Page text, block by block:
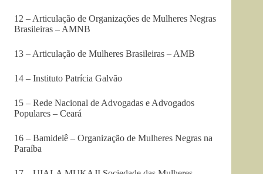
12 – Articulação de Organizações de Mulheres Negras
Brasileiras – AMNB
13 – Articulação de Mulheres Brasileiras – AMB
14 – Instituto Patrícia Galvão
15 – Rede Nacional de Advogadas e Advogados
Populares – Ceará
16 – Bamidelê – Organização de Mulheres Negras na
Paraíba